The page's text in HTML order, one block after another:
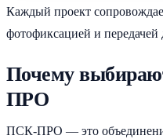
Каждый проект
фотофиксацией и передачей
Почему
ПРО
ПСК-ПРО — это